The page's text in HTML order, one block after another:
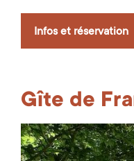
Infos et réservation
Gîte de